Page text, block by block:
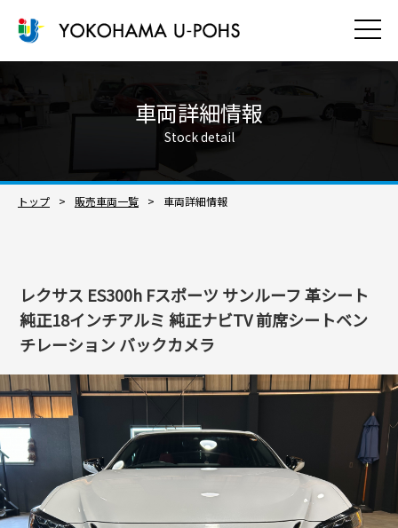
車両詳細情報
Stock detail
トップ 販売車両一覧​ 車両詳細情報
レクサス ES300h Fスポーツ サンルーフ 革シート
純正18インチアルミ 純正ナビTV 前席シートベン
チレーション バックカメラ